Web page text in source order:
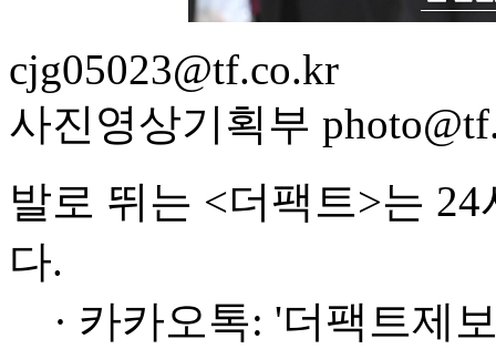
cjg05023@tf.co.kr
사진영상기획부
발로 뛰는 <더팩트>는
다.
· 카카오톡: '더팩트제